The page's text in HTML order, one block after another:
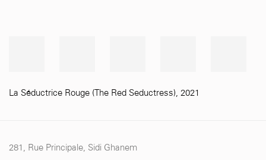
La Séductrice Rouge (The Red Seductress), 2021
281, Rue Principale, Sidi Ghanem